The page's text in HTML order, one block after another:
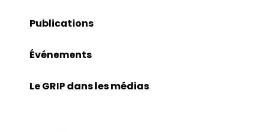
Publications
Événements
Le GRIP dans les médias